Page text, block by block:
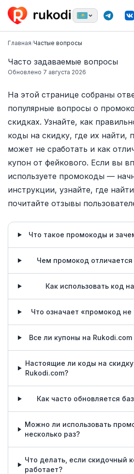
Главная/Частые вопросы
Часто задаваемые вопросы
Обновлено 7 августа 2026
На этой странице собраны
популярные вопросы о
скидках. Узнайте, как
коды на скидку, где их найти,
может не сработать и как
купон от фейкового. Если вы
используете промокоды —
инструкции, узнайте, где
почитайте отзывы
Что такое промокоды и
Чем промокод отличается
Как использовать код
Что означает «промокод не
Все ли купоны на
Настоящие ли коды на
Rukodi.com?
Как часто обновляется
Можно ли использовать
несколько раз?
Что делать, если скидочный
работает?